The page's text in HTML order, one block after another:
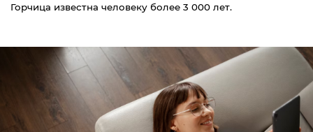
Горчица известна человеку более 3 000 лет.